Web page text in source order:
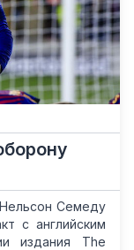
Семеду
с английским
издания The